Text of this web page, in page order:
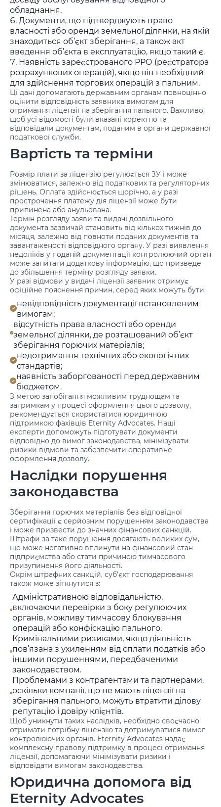
обладнання.
Документи, що підтверджують право
власності або оренди земельної ділянки, на якій
знаходиться об’єкт зберігання, а також акт
введення об’єкта в експлуатацію, якщо такий є.
Наявність зареєстрованого РРО (реєстратора
розрахункових операцій), якщо він необхідний
для здійснення торгових операцій з пальним.
Ці дані допомагають державним органам повноцінно
оцінити відповідність заявника вимогам для
отримання ліцензії на зберігання пального. Важливо,
щоб усі відомості були вказані коректно та
відповідали документам, поданим в органи державної
податкової служби.
Вартість та терміни
Розмір плати за ліцензію регулюється ЗУ і може
змінюватися, залежно від податкових та регуляторних
рішень. Оплата здійснюється щорічно, а у разі
прострочення платежу дія ліцензії може бути
припинена або анульована.
Термін розгляду заяви та видачі дозвільного
документа зазвичай становить від кількох тижнів до
місяця, залежно від повноти поданих документів та
завантаженості відповідного органу. У разі виявлення
недоліків у поданій документації контролюючий орган
може запитати додаткову інформацію, що призведе
до збільшення терміну розгляду заявки.
У разі відмови у видачі ліцензії заявник отримує
офіційне пояснення причин, серед яких можуть бути:
невідповідність документації встановленим
вимогам;
відсутність права власності або оренди
земельної ділянки, де розташований об’єкт
зберігання горючих матеріалів;
недотримання технічних або екологічних
стандартів;
наявність заборгованості перед державним
бюджетом.
З метою запобігання можливим труднощам та
затримкам у процесі оформлення цього дозволу,
рекомендується скористатися юридичною
підтримкою фахівців Eternity Advocates. Наші
експерти допоможуть підготувати документи
відповідно до вимог законодавства, мінімізувати
ризики відмови та забезпечити оперативне
оформлення дозволу.
Наслідки порушення
законодавства
Зберігання горючих матеріалів без відповідної
сертифікації є серйозним порушенням законодавства
і може призвести до значних фінансових санкцій.
Штрафи за таке порушення досягають великих сум,
що може негативно вплинути на фінансовий стан
підприємства або стати причиною тимчасового
призупинення його діяльності.
Окрім штрафних санкцій, суб’єкт господарювання
також може зіткнутися з:
Адміністративною відповідальністю,
включаючи перевірки з боку регулюючих
органів, можливу тимчасову блокування
операцій або конфіскацію пального.
Кримінальними ризиками, якщо діяльність
пов’язана з ухиленням від сплати податків або
іншими порушеннями, передбаченими
законодавством.
Проблемами з контрагентами та партнерами,
оскільки компанії, що не мають ліцензії на
зберігання пального, можуть втратити ділову
репутацію і довіру клієнтів.
Щоб уникнути таких наслідків, необхідно своєчасно
отримати потрібну ліцензію та дотримуватися вимог
контролюючих органів. Eternity Advocates надає
комплексну правову підтримку в процесі отримання
ліцензії, допомагаючи мінімізувати ризики і
відповідати вимогам законодавства.
Юридична допомога від
Eternity Advocates